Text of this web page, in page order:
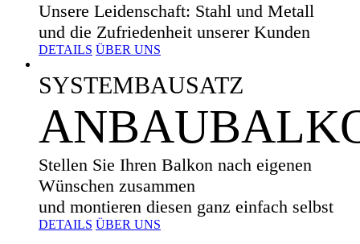
Unsere Leidenschaft: Stahl und Metall
und die Zufriedenheit unserer Kunden
DETAILS ÜBER UNS
SYSTEMBAUSATZ
Stellen Sie Ihren Balkon nach eigenen
Wünschen zusammen
und montieren diesen ganz einfach selbst
DETAILS ÜBER UNS